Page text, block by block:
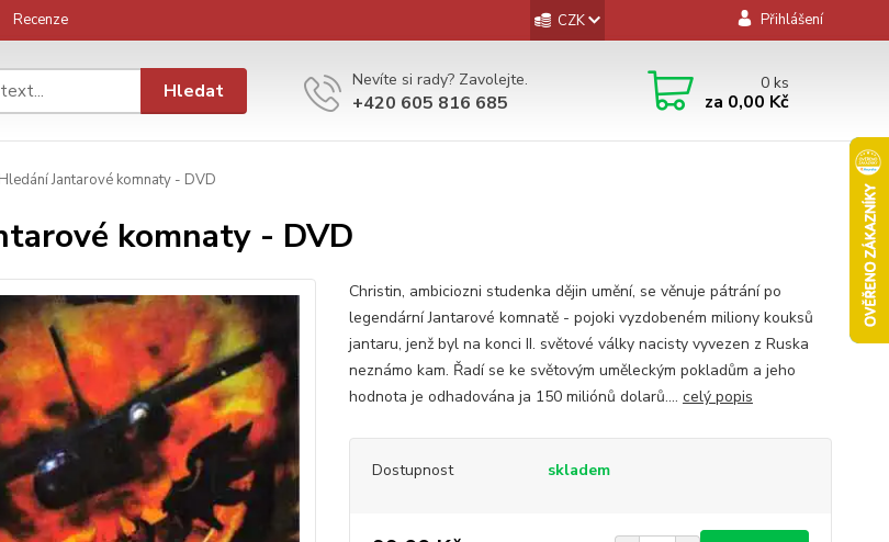
Recenze CZK Přihlášení
Hledat Nevíte si rady? Zavolejte.
+420 605 816 685
0ks
za 0,00 Kč
Hledání Jantarové komnaty - DVD
komnaty - DVD
Christin, ambiciozni studenka dějin umění, se věnuje pátrání po
legendární Jantarové komnatě - pojoki vyzdobeném miliony kouksů
jantaru, jenž byl na konci II. světové války nacisty vyvezen z Ruska
neznámo kam. Řadí se ke světovým uměleckým pokladům a jeho
hodnota je odhadována ja 150 miliónů dolarů.... celý popis
Dostupnost skladem